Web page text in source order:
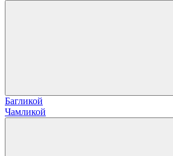
Багликой
Чамликой